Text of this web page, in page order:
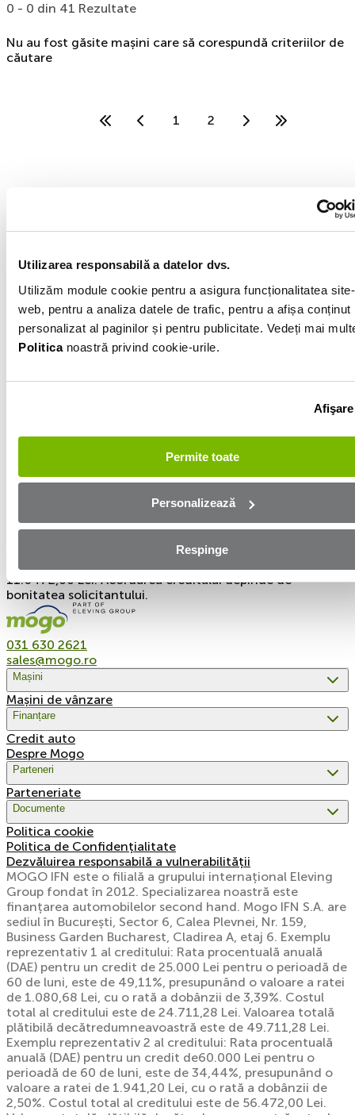
Utilizarea responsabilă a datelor dvs.
Utilizăm module cookie pentru a asigura funcționalitatea
web, pentru a analiza datele de trafic, pentru a afișa conținut
personalizat al paginilor și pentru publicitate. Vedeți mai
Politicanoastră privind cookie-urile.
Afişare
Permite toate
Personalizează
Respinge
0 - 0 din 41 Rezultate
Nu au fost găsite mașini care să corespundă criteriilor de
căutare
1 2
Eleving Group fondat în 2012. Specializarea
noastră este finanțarea automobilelor second
hand. Mogo IFN S.A. are sediul în București,
Sector 6, Calea Plevnei, Nr. 159, Business Garden
Bucharest, Cladirea A, etaj 6.
anuală (DAE) pentru un credit de 25.000 Lei pentru o
perioadă de 60 de luni, este de 49,11%, presupunând o
valoare a ratei de 1.080,68 Lei, cu o rată a dobânzii de
anuală (DAE) pentru un credit de 60.000 Lei pentru o
perioadă de 60 de luni, este de 34,44%, presupunând o
valoare a ratei de 1.941,20 Lei, cu o rată a dobânzii de
2,50%. Costul total al creditului este de 56.472,00 Lei.
Valoarea totală plătibilă de către dumneavoastră este de
11.6472,00 Lei. Acordarea creditului depinde de
bonitatea solicitantului.
031 630 2621
sales@mogo.ro
Mașini
Mașini de vânzare
Finanțare
Credit auto
Despre Mogo
Parteneri
Parteneriate
Documente
Politica cookie
Politica de Confidențialitate
Dezvăluirea responsabilă a vulnerabilității
MOGO IFN este o filială a grupului internațional Eleving
Group fondat în 2012. Specializarea noastră este
finanțarea automobilelor second hand. Mogo IFN S.A. are
sediul în București, Sector 6, Calea Plevnei, Nr. 159,
Business Garden Bucharest, Cladirea A, etaj 6. Exemplu
reprezentativ 1 al creditului: Rata procentuală anuală
(DAE) pentru un credit de 25.000 Lei pentru o perioadă de
60 de luni, este de 49,11%, presupunând o valoare a ratei
de 1.080,68 Lei, cu o rată a dobânzii de 3,39%. Costul
total al creditului este de 24.711,28 Lei. Valoarea totală
plătibilă decătredumneavoastră este de 49.711,28 Lei.
Exemplu reprezentativ 2 al creditului: Rata procentuală
anuală (DAE) pentru un credit de60.000 Lei pentru o
perioadă de 60 de luni, este de 34,44%, presupunând o
valoare a ratei de 1.941,20 Lei, cu o rată a dobânzii de
2,50%. Costul total al creditului este de 56.472,00 Lei.